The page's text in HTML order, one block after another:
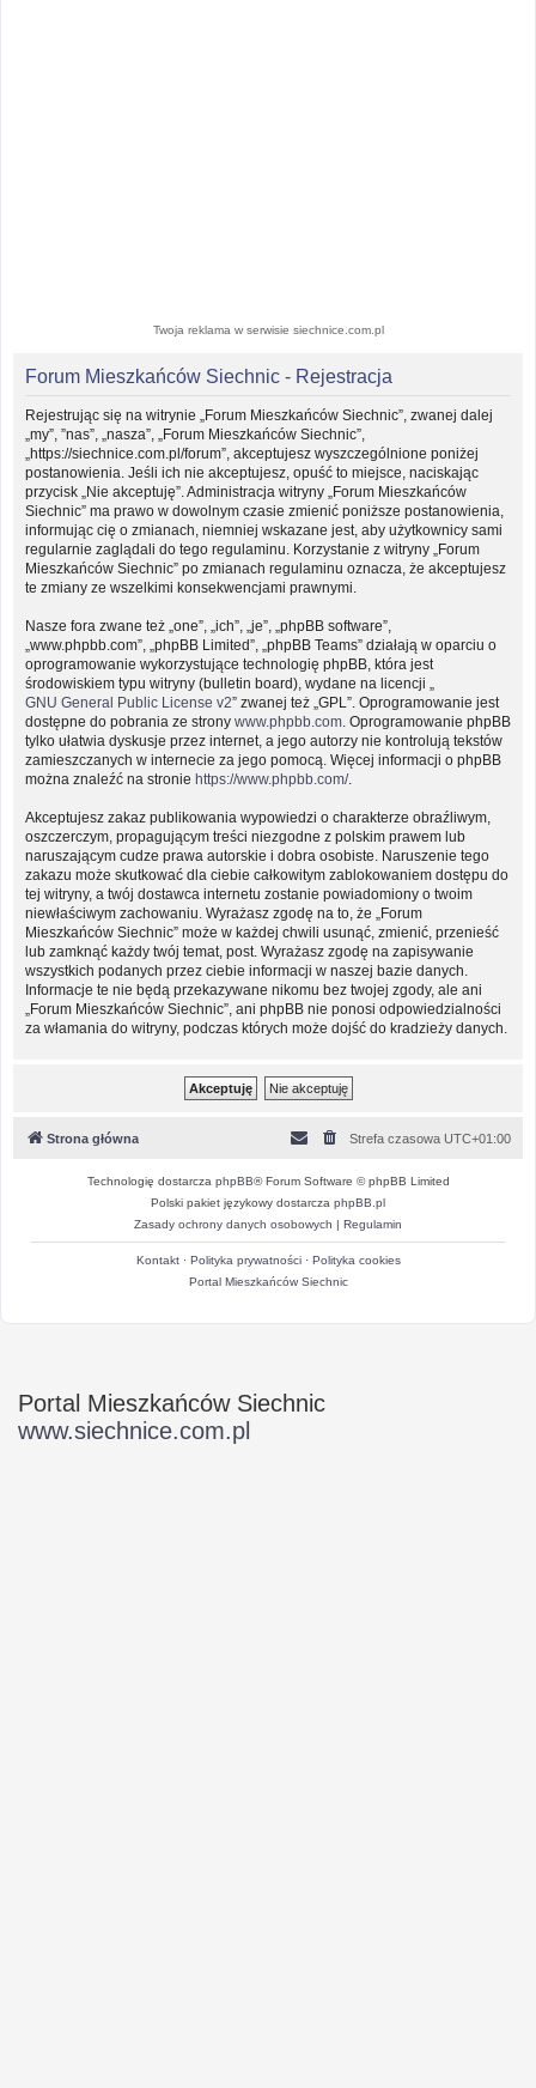
Twoja reklama w serwisie siechnice.com.pl
Forum Mieszkańców Siechnic - Rejestracja
Rejestrując się na witrynie „Forum Mieszkańców Siechnic”, zwanej dalej
„my”, ”nas”, „nasza”, „Forum Mieszkańców Siechnic”,
„https://siechnice.com.pl/forum”, akceptujesz wyszczególnione poniżej
postanowienia. Jeśli ich nie akceptujesz, opuść to miejsce, naciskając
przycisk „Nie akceptuję”. Administracja witryny „Forum Mieszkańców
Siechnic” ma prawo w dowolnym czasie zmienić poniższe postanowienia,
informując cię o zmianach, niemniej wskazane jest, aby użytkownicy sami
regularnie zaglądali do tego regulaminu. Korzystanie z witryny „Forum
Mieszkańców Siechnic” po zmianach regulaminu oznacza, że akceptujesz
te zmiany ze wszelkimi konsekwencjami prawnymi.
Nasze fora zwane też „one”, „ich”, „je”, „phpBB software”,
„www.phpbb.com”, „phpBB Limited”, „phpBB Teams” działają w oparciu o
oprogramowanie wykorzystujące technologię phpBB, która jest
środowiskiem typu witryny (bulletin board), wydane na licencji „
GNU General Public License v2” zwanej też „GPL”. Oprogramowanie jest
dostępne do pobrania ze strony www.phpbb.com . Oprogramowanie phpBB
tylko ułatwia dyskusje przez internet, a jego autorzy nie kontrolują tekstów
zamieszczanych w internecie za jego pomocą. Więcej informacji o phpBB
można znaleźć na stronie https://www.phpbb.com/.
Akceptujesz zakaz publikowania wypowiedzi o charakterze obraźliwym,
oszczerczym, propagującym treści niezgodne z polskim prawem lub
naruszającym cudze prawa autorskie i dobra osobiste. Naruszenie tego
zakazu może skutkować dla ciebie całkowitym zablokowaniem dostępu do
tej witryny, a twój dostawca internetu zostanie powiadomiony o twoim
niewłaściwym zachowaniu. Wyrażasz zgodę na to, że „Forum
Mieszkańców Siechnic” może w każdej chwili usunąć, zmienić, przenieść
lub zamknąć każdy twój temat, post. Wyrażasz zgodę na zapisywanie
wszystkich podanych przez ciebie informacji w naszej bazie danych.
Informacje te nie będą przekazywane nikomu bez twojej zgody, ale ani
„Forum Mieszkańców Siechnic”, ani phpBB nie ponosi odpowiedzialności
za włamania do witryny, podczas których może dojść do kradzieży danych.
Strona główna Strefa czasowa UTC+01:00
Technologię dostarcza phpBB® Forum Software © phpBB Limited
Polski pakiet językowy dostarcza phpBB.pl
Zasady ochrony danych osobowych | Regulamin
Kontakt· Polityka prywatności· Polityka cookies
Portal Mieszkańców Siechnic
Portal Mieszkańców Siechnic
www.siechnice.com.pl